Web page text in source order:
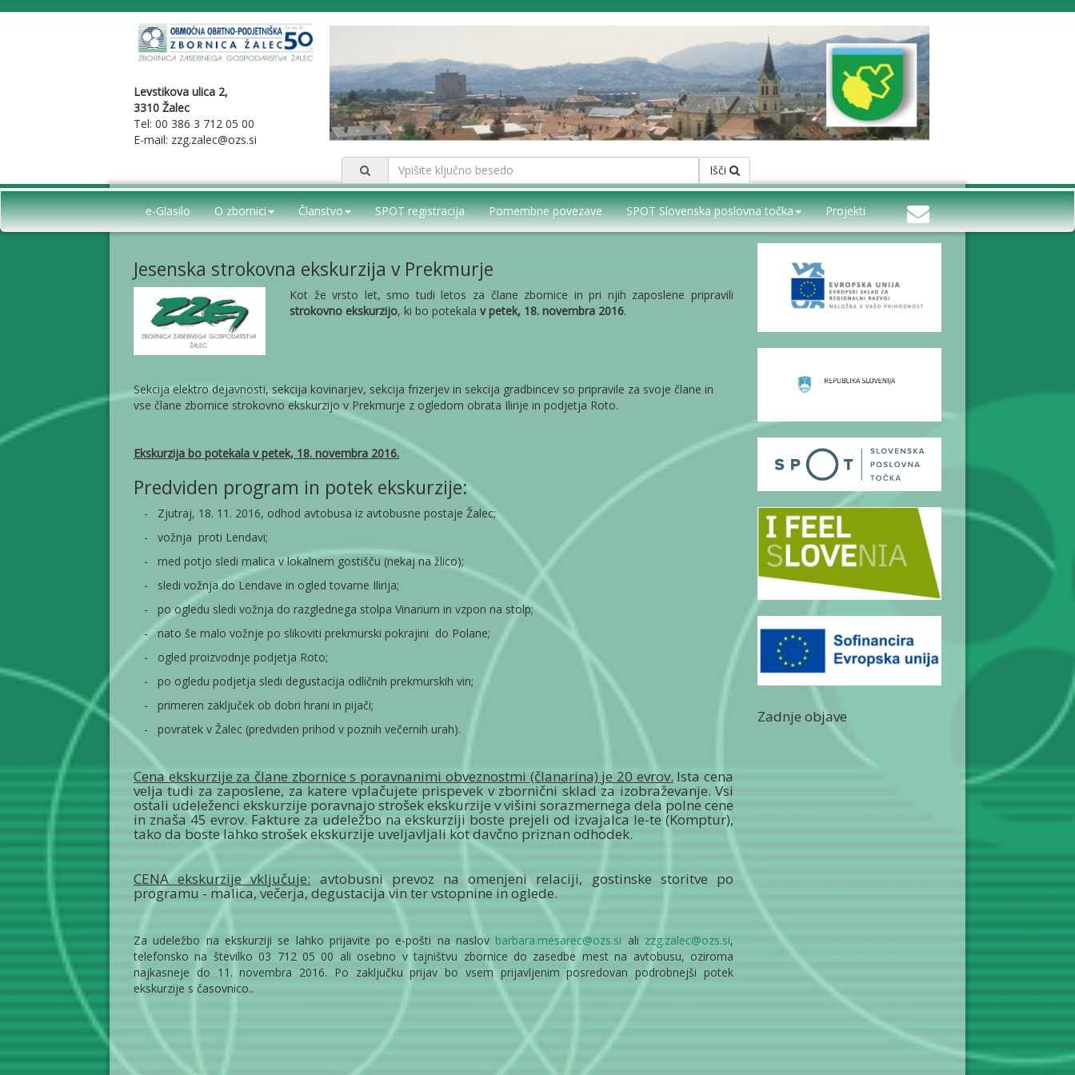
Levstikova ulica 2,
3310 Žalec
Tel: 00 386 3 712 05 00
E-mail: zzg.zalec@ozs.si
Išči
e-Glasilo O zbornici Članstvo SPOT registracija Pomembne povezave SPOT Slovenska poslovna točka Projekti
Jesenska strokovna ekskurzija v Prekmurje
Kot že vrsto let, smo tudi letos za člane zbornice in pri njih zaposlene pripravili
strokovno ekskurzijo, ki bo potekala v petek, 18. novembra 2016.
Sekcija elektro dejavnosti, sekcija kovinarjev, sekcija frizerjev in sekcija gradbincev so pripravile za svoje člane in
vse člane zbornice strokovno ekskurzijo v Prekmurje z ogledom obrata Ilirije in podjetja Roto.
Ekskurzija bo potekala v petek, 18. novembra 2016.
Predviden program in potek ekskurzije:
-
Zjutraj, 18. 11. 2016, odhod avtobusa iz avtobusne postaje Žalec;
-
vožnja proti Lendavi;
-
med potjo sledi malica v lokalnem gostišču (nekaj na žlico);
-
sledi vožnja do Lendave in ogled tovarne Ilirija;
-
po ogledu sledi vožnja do razglednega stolpa Vinarium in vzpon na stolp;
-
nato še malo vožnje po slikoviti prekmurski pokrajini do Polane;
-
ogled proizvodnje podjetja Roto;
-
po ogledu podjetja sledi degustacija odličnih prekmurskih vin;
-
primeren zaključek ob dobri hrani in pijači;
-
povratek v Žalec (predviden prihod v poznih večernih urah).
Cena ekskurzije za člane zbornice s poravnanimi obveznostmi (članarina) je 20 evrov. Ista cena
velja tudi za zaposlene, za katere vplačujete prispevek v zbornični sklad za izobraževanje. Vsi
ostali udeleženci ekskurzije poravnajo strošek ekskurzije v višini sorazmernega dela polne cene
in znaša 45 evrov. Fakture za udeležbo na ekskurziji boste prejeli od izvajalca le-te (Komptur),
tako da boste lahko strošek ekskurzije uveljavljali kot davčno priznan odhodek.
CENA ekskurzijevključuje: avtobusni prevoz na omenjeni relaciji, gostinske storitve po
programu - malica, večerja, degustacija vin ter vstopnine in oglede.
Za udeležbo na ekskurziji se lahko prijavite po e-pošti na naslov barbara.mesarec@ozs.si ali zzg.zalec@ozs.si,
telefonsko na številko 03 712 05 00 ali osebno v tajništvu zbornice do zasedbe mest na avtobusu, oziroma
najkasneje do 11. novembra 2016. Po zaključku prijav bo vsem prijavljenim posredovan podrobnejši potek
ekskurzije s časovnico..
Zadnje objave